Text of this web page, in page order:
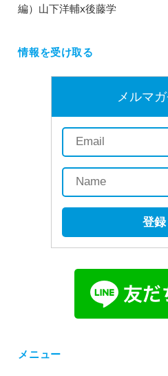
編）山下洋輔x後藤学
情報を受け取る
メルマ
登録
メニュー